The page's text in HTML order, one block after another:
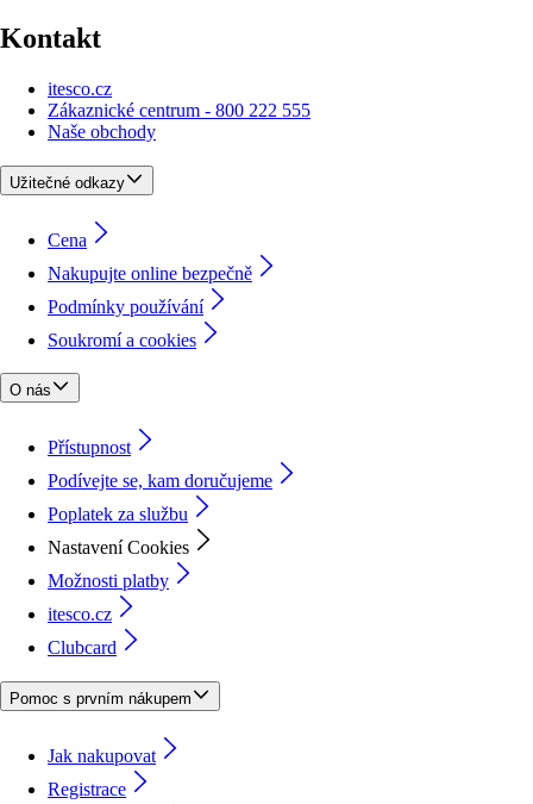
Kontakt
itesco.cz
Zákaznické centrum - 800 222 555
Naše obchody
Užitečné odkazy
Cena
Nakupujte online bezpečně
Podmínky používání
Soukromí a cookies
O nás
Přístupnost
Podívejte se, kam doručujeme
Poplatek za službu
Nastavení Cookies
Možnosti platby
itesco.cz
Clubcard
Pomoc s prvním nákupem
Jak nakupovat
Registrace